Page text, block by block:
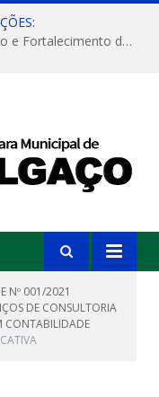
Convite: Encontro da APAIGAL: Diálogo e Fortalecimento da Agricultura Familiar
Nº 001/2021
DE CONSULTORIA
CONTABILIDADE